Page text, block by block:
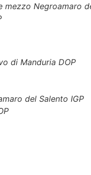
mezzo Negroamaro
di Manduria DOP
del Salento IGP